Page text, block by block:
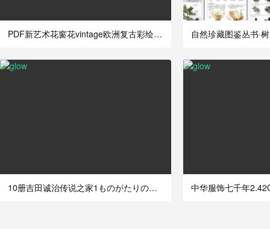
PDF新艺术花窗花vintage欧洲复古彩绘玻璃装
10册吉田诚治传说之家1ものがたりの家有故 中华服饰七千年